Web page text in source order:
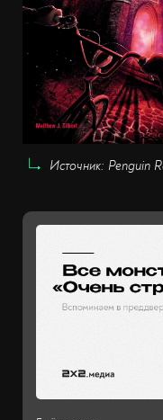
Источник: Penguin